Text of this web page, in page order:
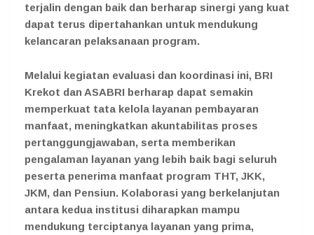
terjalin dengan baik dan berharap sinergi yang kuat
dapat terus dipertahankan untuk mendukung
kelancaran pelaksanaan program.
Melalui kegiatan evaluasi dan koordinasi ini, BRI
Krekot dan ASABRI berharap dapat semakin
memperkuat tata kelola layanan pembayaran
manfaat, meningkatkan akuntabilitas proses
pertanggungjawaban, serta memberikan
pengalaman layanan yang lebih baik bagi seluruh
peserta penerima manfaat program THT, JKK,
JKM, dan Pensiun. Kolaborasi yang berkelanjutan
antara kedua institusi diharapkan mampu
mendukung terciptanya layanan yang prima,